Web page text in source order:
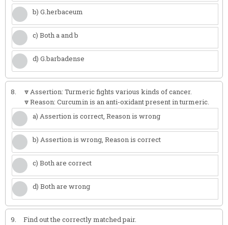
b) G.herbaceum
c) Both a and b
d) G.barbadense
8.
🔽Assertion: Turmeric fights various kinds of cancer.
🔽Reason: Curcumin is an anti-oxidant present in turmeric.
a) Assertion is correct, Reason is wrong
b) Assertion is wrong, Reason is correct
c) Both are correct
d) Both are wrong
9.
Find out the correctly matched pair.